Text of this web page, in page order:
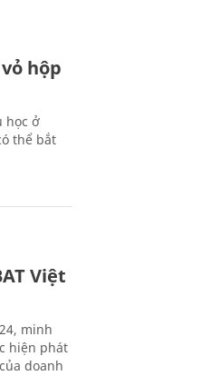
hộp
học ở
thể bắt
Việt
minh
hiện phát
doanh